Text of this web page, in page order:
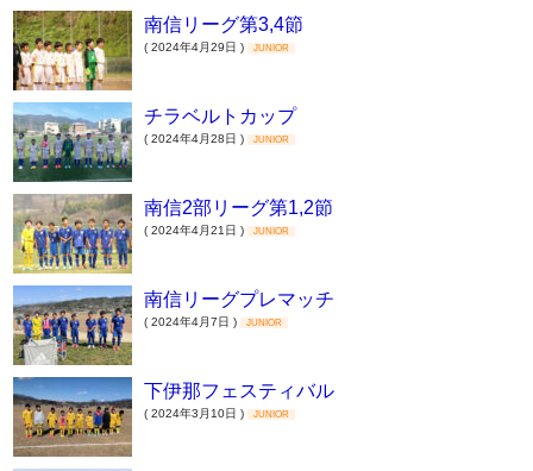
南信リーグ第3,4節
( 2024年4月29日 ) JUNIOR
チラベルトカップ
( 2024年4月28日 ) JUNIOR
南信2部リーグ第1,2節
( 2024年4月21日 ) JUNIOR
南信リーグプレマッチ
( 2024年4月7日 ) JUNIOR
下伊那フェスティバル
( 2024年3月10日 ) JUNIOR